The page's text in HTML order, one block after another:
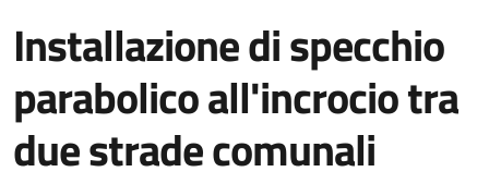
Installazione di specchio
parabolico all'incrocio tra
due strade comunali